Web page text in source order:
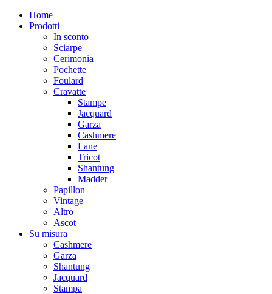
Home
Prodotti
In sconto
Sciarpe
Cerimonia
Pochette
Foulard
Cravatte
Stampe
Jacquard
Garza
Cashmere
Lane
Tricot
Shantung
Madder
Papillon
Vintage
Altro
Ascot
Su misura
Cashmere
Garza
Shantung
Jacquard
Stampa